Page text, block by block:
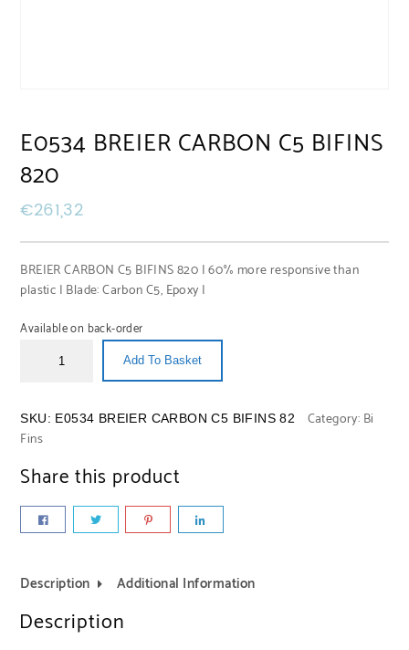
E0534 BREIER CARBON C5 BIFINS
820
€261,32
BREIER CARBON C5 BIFINS 820 | 60% more responsive than
plastic | Blade: Carbon C5, Epoxy |
Available on back-order
Add To Basket
SKU: E0534 BREIER CARBON C5 BIFINS 82 Category: Bi
Fins
Share this product
Description Additional Information
Description